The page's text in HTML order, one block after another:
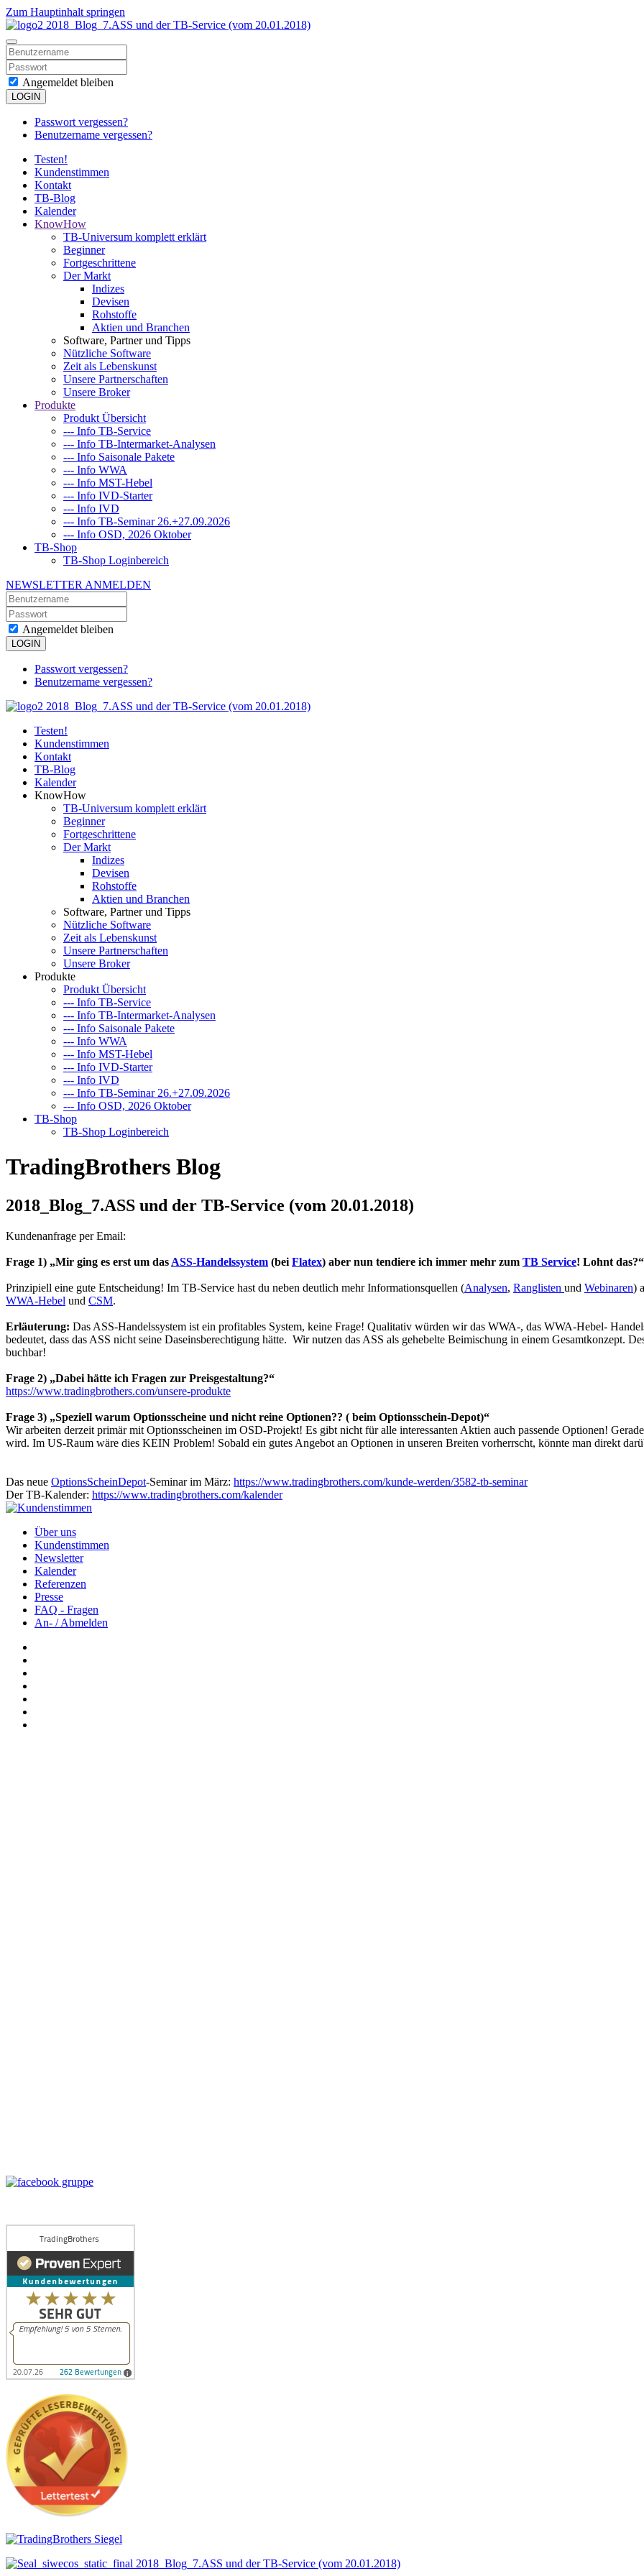
Zum Hauptinhalt springen
Angemeldet bleiben
LOGIN
Passwort vergessen?
Benutzername vergessen?
Testen!
Kundenstimmen
Kontakt
TB-Blog
Kalender
KnowHow
TB-Universum komplett erklärt
Beginner
Fortgeschrittene
Der Markt
Indizes
Devisen
Rohstoffe
Aktien und Branchen
Software, Partner und Tipps
Nützliche Software
Zeit als Lebenskunst
Unsere Partnerschaften
Unsere Broker
Produkte
Produkt Übersicht
--- Info TB-Service
--- Info TB-Intermarket-Analysen
--- Info Saisonale Pakete
--- Info WWA
--- Info MST-Hebel
--- Info IVD-Starter
--- Info IVD
--- Info TB-Seminar 26.+27.09.2026
--- Info OSD, 2026 Oktober
TB-Shop
TB-Shop Loginbereich
NEWSLETTER ANMELDEN
Angemeldet bleiben
LOGIN
Passwort vergessen?
Benutzername vergessen?
Testen!
Kundenstimmen
Kontakt
TB-Blog
Kalender
KnowHow
TB-Universum komplett erklärt
Beginner
Fortgeschrittene
Der Markt
Indizes
Devisen
Rohstoffe
Aktien und Branchen
Software, Partner und Tipps
Nützliche Software
Zeit als Lebenskunst
Unsere Partnerschaften
Unsere Broker
Produkte
Produkt Übersicht
--- Info TB-Service
--- Info TB-Intermarket-Analysen
--- Info Saisonale Pakete
--- Info WWA
--- Info MST-Hebel
--- Info IVD-Starter
--- Info IVD
--- Info TB-Seminar 26.+27.09.2026
--- Info OSD, 2026 Oktober
TB-Shop
TB-Shop Loginbereich
TradingBrothers Blog
2018_Blog_7.ASS und der TB-Service (vom 20.01.2018)
Kundenanfrage per Email:
Frage 1) „Mir ging es erst um das ASS-Handelssystem (bei Flatex) aber nun tendiere ich immer mehr zum TB Service! Lohnt das?“
Prinzipiell eine gute Entscheidung! Im TB-Service hast du neben deutlich mehr Informationsquellen (Analysen, Ranglisten und Webinaren)
WWA-Hebel und CSM.
Erläuterung: Das ASS-Handelssystem ist ein profitables System, keine Frage! Qualitativ würden wir das WWA-, das WWA-Hebel-
bedeutet, dass das ASS nicht seine Daseinsberechtigung hätte. Wir nutzen das ASS als gehebelte Beimischung in einem Gesamtkonzept.
buchbar!
Frage 2) „Dabei hätte ich Fragen zur Preisgestaltung?“
https://www.tradingbrothers.com/unsere-produkte
Frage 3) „Speziell warum Optionsscheine und nicht reine Optionen?? ( beim Optionsschein-Depot)“
Wir arbeiten derzeit primär mit Optionsscheinen im OSD-Projekt! Es gibt nicht für alle interessanten Aktien auch passende Optionen!
wird. Im US-Raum wäre dies KEIN Problem! Sobald ein gutes Angebot an Optionen in unseren Breiten vorherrscht, könnte man direkt
Das neue OptionsScheinDepot-Seminar im März: https://www.tradingbrothers.com/kunde-werden/3582-tb-seminar
Der TB-Kalender: https://www.tradingbrothers.com/kalender
Über uns
Kundenstimmen
Newsletter
Kalender
Referenzen
Presse
FAQ - Fragen
An- / Abmelden